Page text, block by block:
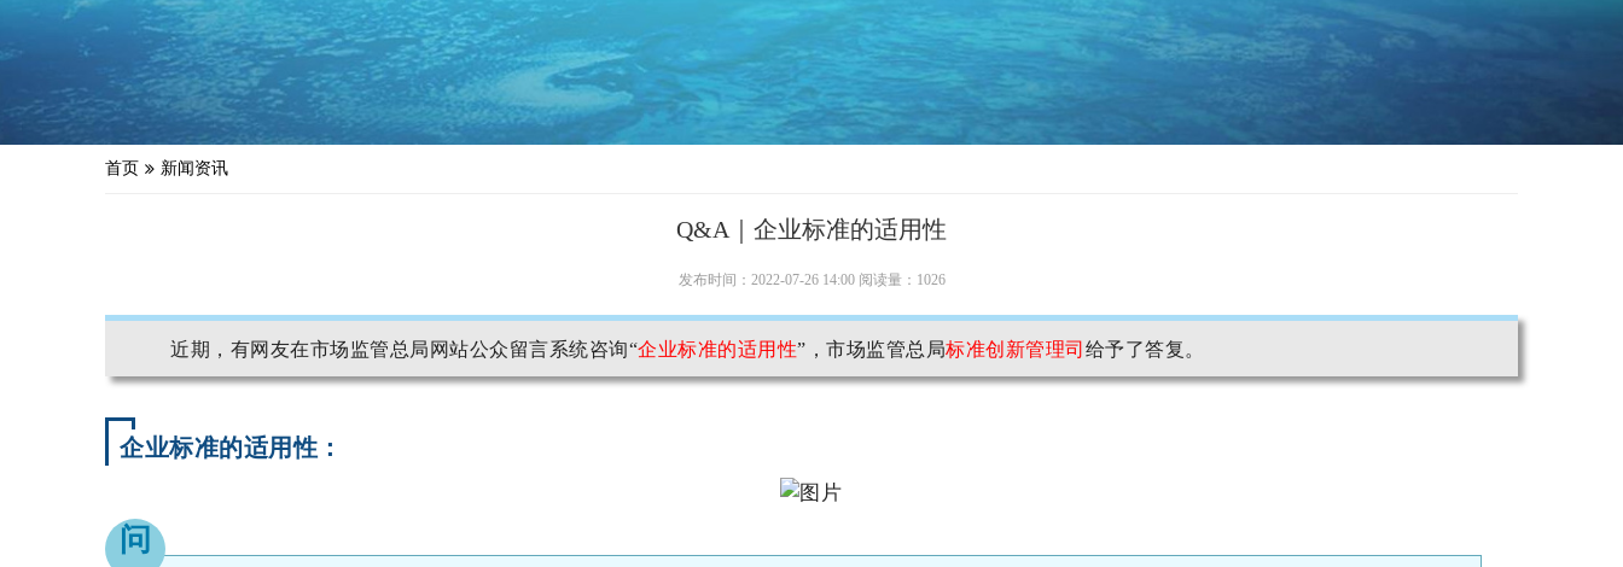
首页 新闻资讯
Q&A｜企业标准的适用性
发布时间：2022-07-26 14:00 阅读量：1026
近期，有网友在市场监管总局网站公众留言系统咨询“企业标准的适用性”，市场监管总局标准创新管理司 给予了答复。
企业标准的适用性：
问